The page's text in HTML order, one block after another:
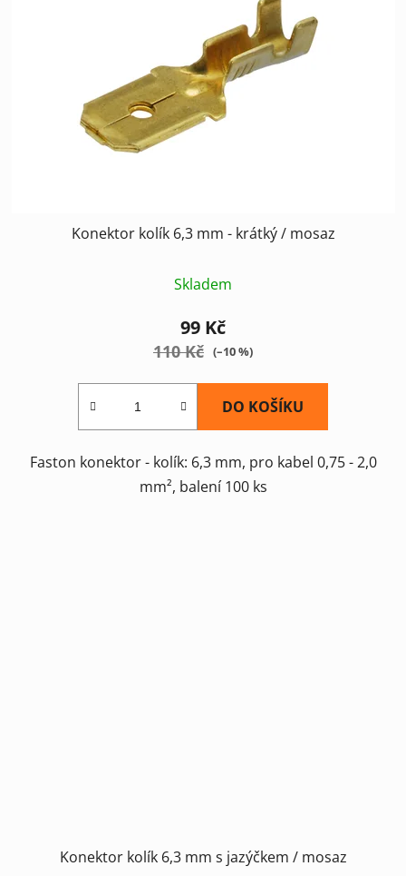
Konektor kolík 6,3 mm - krátký / mosaz
Skladem
99 Kč
110 Kč (–10 %)
DO KOŠÍKU
Faston konektor - kolík: 6,3 mm, pro kabel 0,75 - 2,0
mm², balení 100 ks
Konektor kolík 6,3 mm s jazýčkem / mosaz